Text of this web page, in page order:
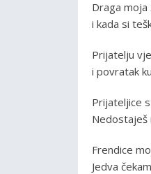
Draga moja
i kada si
Prijatelju
i povratak
Prijateljice
Nedostaješ
Frendice
Jedva